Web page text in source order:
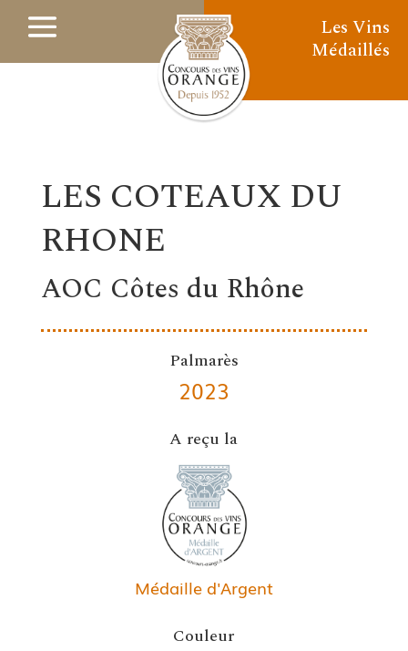
Les Vins
Médaillés
LES COTEAUX DU
RHONE
AOC Côtes du Rhône
Palmarès
2023
A reçu la
Médaille d'Argent
Couleur